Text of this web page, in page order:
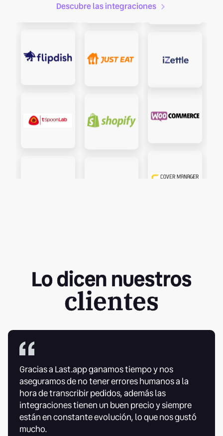
Descubre las integraciones
Lo dicen nuestros
clientes
Gracias a Last.app ganamos tiempo y nos
aseguramos de no tener errores humanos a la
hora de transcribir pedidos, además las
integraciones tienen un buen precio y siempre
están en constante evolución, lo que nos gustó
mucho.